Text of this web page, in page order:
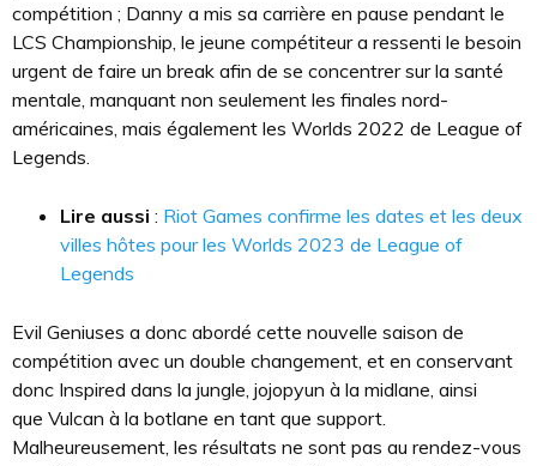
compétition ; Danny a mis sa carrière en pause pendant le
LCS Championship, le jeune compétiteur a ressenti le besoin
urgent de faire un break afin de se concentrer sur la santé
mentale, manquant non seulement les finales nord-
américaines, mais également les Worlds 2022 de League of
Legends.
Lire aussi : Riot Games confirme les dates et les deux
villes hôtes pour les Worlds 2023 de League of
Legends
Evil Geniuses a donc abordé cette nouvelle saison de
compétition avec un double changement, et en conservant
donc Inspired dans la jungle, jojopyun à la midlane, ainsi
que Vulcan à la botlane en tant que support.
Malheureusement, les résultats ne sont pas au rendez-vous